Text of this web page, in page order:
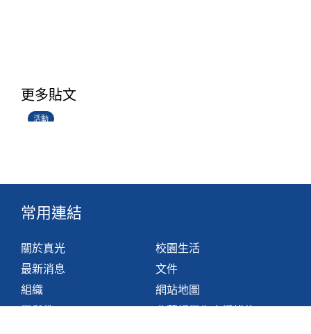
更多貼文
活動
28/06/2026
常用連結
關於真光
最新消息
組織
學與教
校園生活
文件
網站地圖
非華語學生支援措施